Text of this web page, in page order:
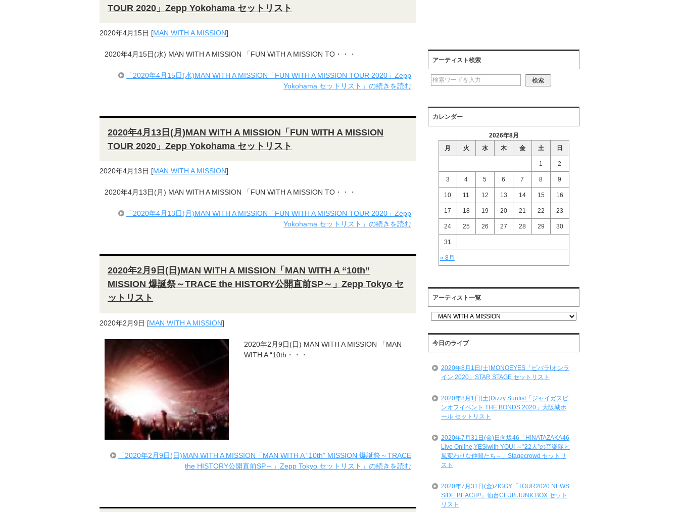
TOUR 2020」Zepp Yokohama セットリスト
2020年4月15日 [MAN WITH A MISSION]
2020年4月15日(水) MAN WITH A MISSION 「FUN WITH A MISSION TO・・・
「2020年4月15日(水)MAN WITH A MISSION「FUN WITH A MISSION TOUR 2020」Zepp
Yokohama セットリスト」の続きを読む
2020年4月13日(月)MAN WITH A MISSION「FUN WITH A MISSION
TOUR 2020」Zepp Yokohama セットリスト
2020年4月13日 [MAN WITH A MISSION]
2020年4月13日(月) MAN WITH A MISSION 「FUN WITH A MISSION TO・・・
「2020年4月13日(月)MAN WITH A MISSION「FUN WITH A MISSION TOUR 2020」Zepp
Yokohama セットリスト」の続きを読む
2020年2月9日(日)MAN WITH A MISSION「MAN WITH A “10th”
MISSION 爆誕祭～TRACE the HISTORY公開直前SP～」Zepp Tokyo セ
ットリスト
2020年2月9日 [MAN WITH A MISSION]
2020年2月9日(日) MAN WITH A MISSION 「MAN
WITH A “10th・・・
「2020年2月9日(日)MAN WITH A MISSION「MAN WITH A “10th” MISSION 爆誕祭～TRACE
the HISTORY公開直前SP～」Zepp Tokyo セットリスト」の続きを読む
アーティスト検索
カレンダー
2026年8月
月
火 水 木 金 土 日
« 8月
1 2
3 4 5 6 7 8 9
10 11 12 13 14 15 16
17 18 19 20 21 22 23
24 25 26 27 28 29 30
31
アーティスト一覧
テ
ィ
ス
一
今日のライブ
2020年8月1日(土)MONOEYES「ビバラ!オンラ
イン 2020」STAR STAGE セットリスト
2020年8月1日(土)Dizzy Sunfist「ジャイガスピ
ンオフイベント THE BONDS 2020」大阪城ホ
ール セットリスト
2020年7月31日(金)日向坂46「HINATAZAKA46
Live Online,YES!with YOU! ～”22人”の音楽隊と
風変わりな仲間たち～」Stagecrowd セットリ
スト
2020年7月31日(金)ZIGGY「TOUR2020 NEWS
SIDE BEACH!!」仙台CLUB JUNK BOX セット
リスト